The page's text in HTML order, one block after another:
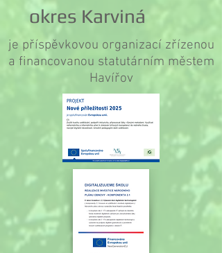
okres Karviná
je příspěvkovou organizací zřízenou
a financovanou statutárním městem
Havířov